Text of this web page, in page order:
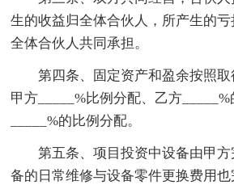
生的收益归全体合伙人，所产生的
全体合伙人共同承担。
第四条、固定资产和盈余按照
甲方_____%比例分配、乙方
_____%的比例分配。
第五条、项目投资中设备由甲
备的日常维修与设备零件更换费用